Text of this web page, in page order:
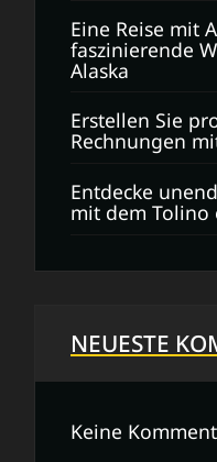
Eine Reise mit
faszinierende
Alaska
Erstellen Sie
Rechnungen
Entdecke
mit dem Tolino
NEUESTE
Keine